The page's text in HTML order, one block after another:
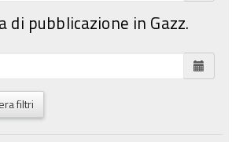
di pubblicazione in Gazz.
filtri